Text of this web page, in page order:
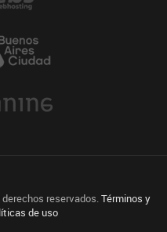
reservados.Términos y
de uso